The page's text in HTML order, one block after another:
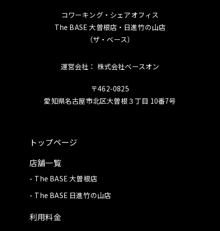
コワーキング・シェアオフィス
The BASE 大曽根店・日進竹の山店
（ザ・ベース）
運営会社： 株式会社ベースオン
〒462-0825
愛知県名古屋市北区大曽根３丁目 10番7号
トップページ
店舗一覧
The BASE 大曽根店
The BASE 日進竹の山店
利用料金